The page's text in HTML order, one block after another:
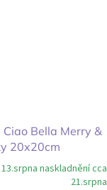
Bella Merry &
20x20cm
naskladnění cca
21.srpna